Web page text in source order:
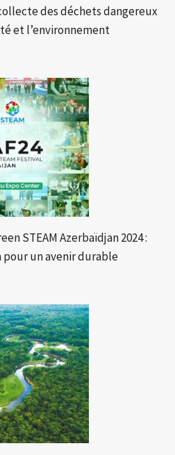
des déchets dangereux
et l’environnement
STEAM Azerbaïdjan 2024 :
un avenir durable